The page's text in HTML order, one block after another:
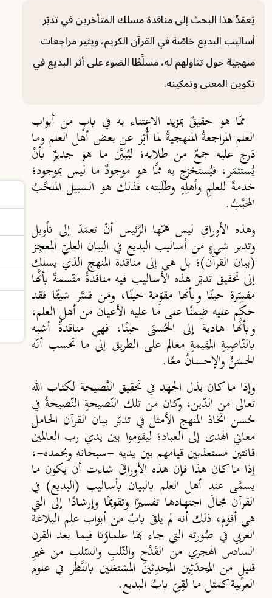
يَعمَدُ هذا البحث إلى مناقدة مسلك المتأخرين في تدبّر
أساليب البديع خاصّة في القرآن الكريم، ويثير مراجعات
منهجية حول تناولهم له، مسلِّطًا الضوء على أثر البديع في
تكوين المعنى وتمكينه.
ممّا هو حقيقٌ بمزيد الاعتناء به في بابٍ من أبواب
العلم المراجعةُ المنهجيةُ لما أُثِر عن بعض أهل العلم وما
دَرج عليه جمعٌ من طلابه؛ ليُبيَّن ما هو جديرٌ بأنْ
يُستثمَر، فيُستخرَج به ممَّا هو موجودٌ ما ليس بموجود؛
خدمةً للعلمِ وأهلِهِ وطَلَبته، فذلك هو السبيل الملحَّبُ
المحبَّبُ.
وهذه الأوراق ليس همّها الرَّئيس أنْ تعمَدَ إلى تأويل
وتدبر شيءٍ من أساليب البديع في البيان العليّ المعجِز
(بيان القرآن)؛ بل هي إلى مناقدة المنهج الذي يسلك
إلى تحقيق تدبّر هذه الأساليب فيه مناقدةً متّسمةً بأنَّها
مفسِّرة حينًا وبأنها مقوِّمة حينًا، ومَن فسَّر شيئًا فقد
حكم عليه ضِمنًا على ما عليه الأعيان من أهل العلم،
وبأنَّها هادية إلى الحُسنَى حينًا، فهي مناقدةٌ أشبه
بالنّاصِبةِ المُقيمةِ معالم على الطريق إلى ما تحسب أنّه
الحسَنُ والإحسانُ معًا.
وإذا ما كان بذل الجهد في تحقيق النَّصيحة لكتاب الله
تعالى من الدّين، وكان من تلك النّصيحةِ النّصيحةُ في
حُسن اتخاذ المنهج الأمثل في تدبّر بيان القرآن الحامل
معاني الهدى إلى العباد؛ ليقوموا بين يدي رب العالمين
قانتين مستعذبين قيامهم بين يديه -سبحانه وبحمده-،
إذا ما كان هذا فإن هذه الأوراقَ شاءت أن يكون ما
يسمَّى عند أهل العلم بالبيان بأساليب (البديع) في
القرآن مجالَ اجتهادها تفسيرًا وتقويمًا وإرشادًا إلى التي
هي أقوم، ذلك أنه لم يلقَ بابٌ من أبواب علم البلاغة
العربي في صُورته التي جاء بها علماؤنا فيما بعد القرن
السادس الهجري من القَدْحِ والثّلبِ والسّلب من غيرِ
قليلٍ من المُحدَثِين المُحدِثين المشتغلين بالنَّظر في علوم
العربية كمثل ما لقِيَ بابُ البديع.